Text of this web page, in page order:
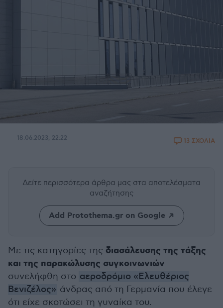
18.06.2023, 22:22 13 ΣΧΟΛΙΑ
Δείτε περισσότερα άρθρα μας στα αποτελέσματα
αναζήτησης
Add Protothema.gr on Google
Με τις κατηγορίες της διασάλευσης της τάξης
και της παρακώλυσης συγκοινωνιών
συνελήφθη στο αεροδρόμιο «Ελευθέριος
Βενιζέλος» άνδρας από τη Γερμανία που έλεγε
ότι είχε σκοτώσει τη γυναίκα του.